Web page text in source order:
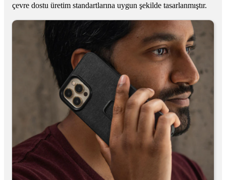
çevre dostu üretim standartlarına uygun şekilde tasarlanmıştır.